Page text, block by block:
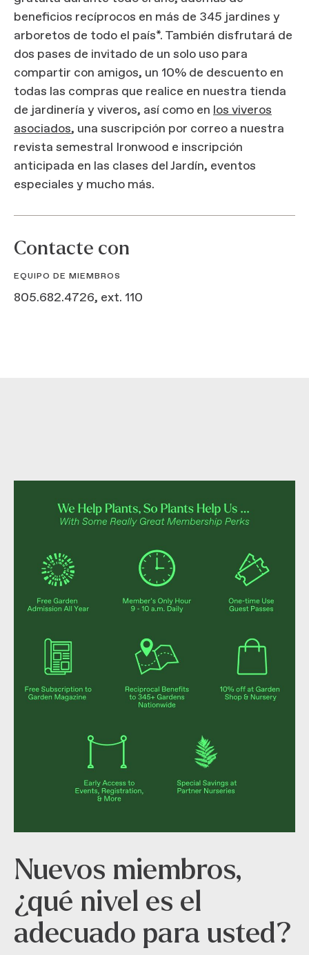
beneficios recíprocos en más de 345 jardines y
arboretos de todo el país*. También disfrutará de
dos pases de invitado de un solo uso para
compartir con amigos, un 10% de descuento en
todas las compras que realice en nuestra tienda
de jardinería y viveros, así como en los viveros
asociados, una suscripción por correo a nuestra
revista semestral Ironwood e inscripción
anticipada en las clases del Jardín, eventos
especiales y mucho más.
Contacte con
EQUIPO DE MIEMBROS
805.682.4726, ext. 110
Nuevos miembros,
¿qué nivel es el
adecuado para usted?